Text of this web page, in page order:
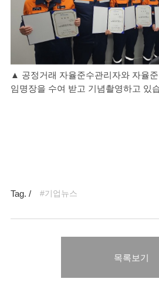
▲ 공정거래 자율준수관리자와 자율
임명장을 수여 받고 기념촬영하고 있
Tag. / #기업뉴스
목록보기